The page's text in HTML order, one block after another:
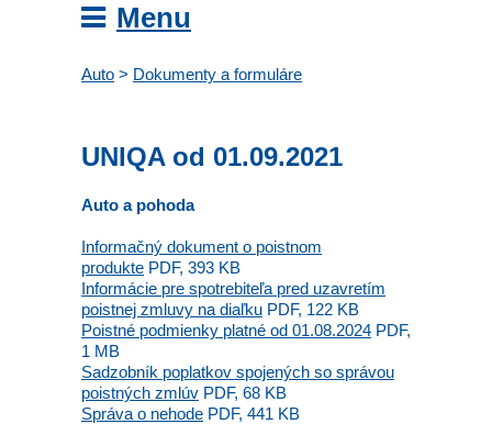
Menu
Auto > Dokumenty a formuláre
UNIQA od 01.09.2021
Auto a pohoda
Informačný dokument o poistnom
produkte PDF, 393 KB
Informácie pre spotrebiteľa pred uzavretím
poistnej zmluvy na diaľku PDF, 122 KB
Poistné podmienky platné od 01.08.2024 PDF,
1 MB
Sadzobník poplatkov spojených so správou
poistných zmlúv PDF, 68 KB
Správa o nehode PDF, 441 KB